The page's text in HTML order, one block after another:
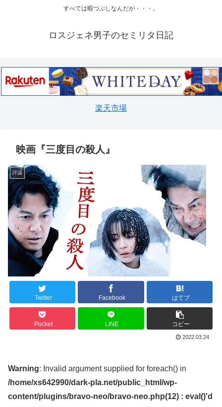
すべては暇つぶしなんだが・・・。
ロスジェネ男子のセミリタ日記
楽天市場
映画『三度目の殺人』
評論
Twitter Facebook はてブ
Pocket LINE コピー
2022.03.24
Warning: Invalid argument supplied for foreach() in
/home/xs642990/dark-pla.net/public_html/wp-
content/plugins/bravo-neo/bravo-neo.php(12) : eval()'d